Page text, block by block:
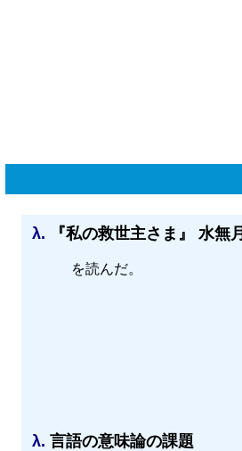
λ. 『私の救世主さま』 水無
を読んだ。
λ. 言語の意味論の課題